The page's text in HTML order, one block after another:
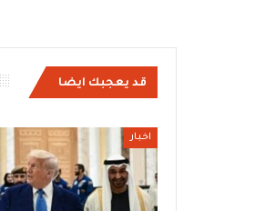
قد يعجبك ايضا
اخبار